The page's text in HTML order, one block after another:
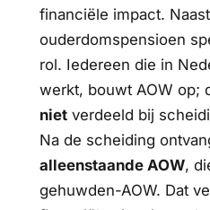
financiële impact.
ouderdomspensioen
rol. Iedereen die in
werkt, bouwt AOW op;
nietverdeeld bij
Na de scheiding
alleenstaande AOW,
gehuwden-AOW. Dat